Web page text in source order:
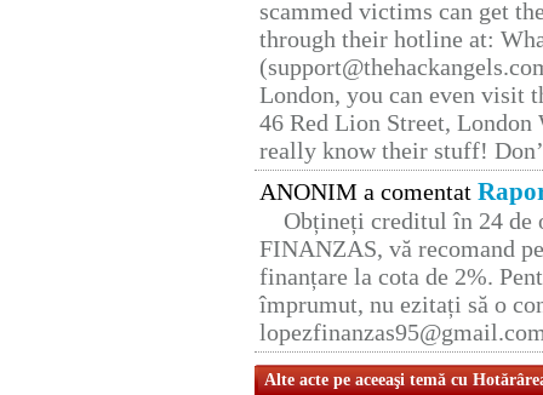
scammed victims can get
through their hotline at:
London, you can even visit
46 Red Lion Street, London
really know their stuff!
ANONIM a comentat
Obțineți creditul în 24 de
FINANZAS, vă recomand
finanțare la cota de 2%.
împrumut, nu ezitați să o
Alte acte pe aceeaşi temă cu